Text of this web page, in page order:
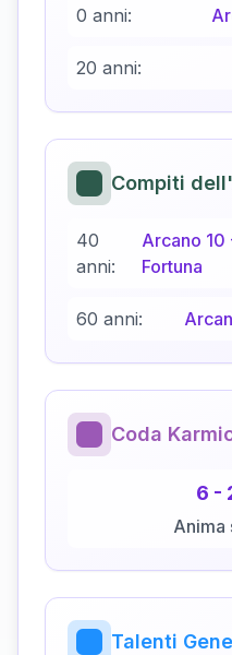
0 anni:
20 anni:
Compiti
40
anni:
Arcano 10
Fortuna
60 anni:
Coda
6 -
Anima
Talenti